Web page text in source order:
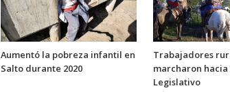
Aumentó la pobreza infantil en
Salto durante 2020
Trabajadores
marcharon hacia
Legislativo